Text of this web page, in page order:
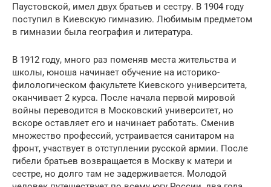
Паустовской, имел двух братьев и сестру. В 1904 году
поступил в Киевскую гимназию. Любимым предметом
в гимназии была география и литература.
В 1912 году, много раз поменяв места жительства и
школы, юноша начинает обучение на историко-
филологическом факультете Киевского университета,
оканчивает 2 курса. После начала первой мировой
войны переводится в Московский университет, но
вскоре оставляет его и начинает работать. Сменив
множество профессий, устраивается санитаром на
фронт, участвует в отступлении русской армии. После
гибели братьев возвращается в Москву к матери и
сестре, но долго там не задерживается. Молодой